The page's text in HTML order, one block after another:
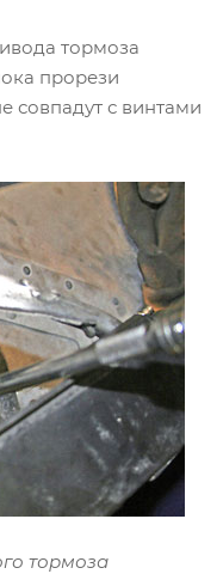
тормоза
прорези
совпадут с винтами
тормоза